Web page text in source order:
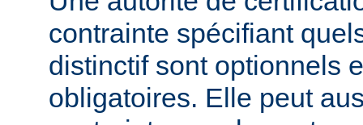
contrainte spécifiant
distinctif sont optionnels
obligatoires. Elle peut